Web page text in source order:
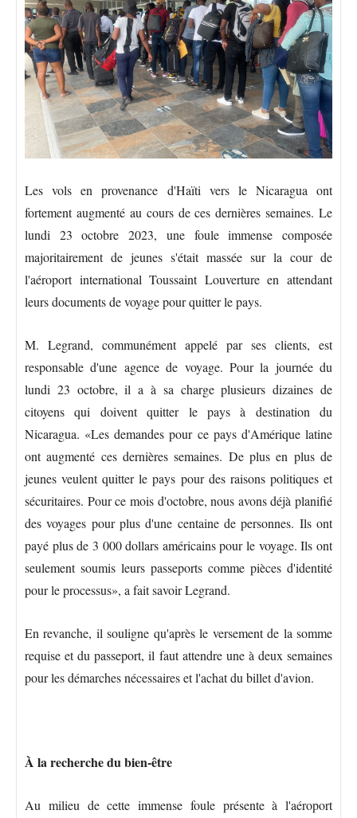
Les vols en provenance d'Haïti vers le Nicaragua ont
fortement augmenté au cours de ces dernières semaines. Le
lundi 23 octobre 2023, une foule immense composée
majoritairement de jeunes s'était massée sur la cour de
l'aéroport international Toussaint Louverture en attendant
leurs documents de voyage pour quitter le pays.
M. Legrand, communément appelé par ses clients, est
responsable d'une agence de voyage. Pour la journée du
lundi 23 octobre, il a à sa charge plusieurs dizaines de
citoyens qui doivent quitter le pays à destination du
Nicaragua. «Les demandes pour ce pays d'Amérique latine
ont augmenté ces dernières semaines. De plus en plus de
jeunes veulent quitter le pays pour des raisons politiques et
sécuritaires. Pour ce mois d'octobre, nous avons déjà planifié
des voyages pour plus d'une centaine de personnes. Ils ont
payé plus de 3 000 dollars américains pour le voyage. Ils ont
seulement soumis leurs passeports comme pièces d'identité
pour le processus», a fait savoir Legrand.
En revanche, il souligne qu'après le versement de la somme
requise et du passeport, il faut attendre une à deux semaines
pour les démarches nécessaires et l'achat du billet d'avion.
À la recherche du bien-être
Au milieu de cette immense foule présente à l'aéroport